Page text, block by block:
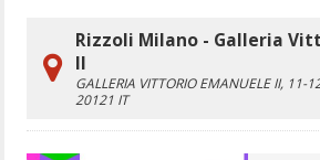
Rizzoli Milano - Galleria
II
GALLERIA VITTORIO EMANUELE II, 11-
20121 IT